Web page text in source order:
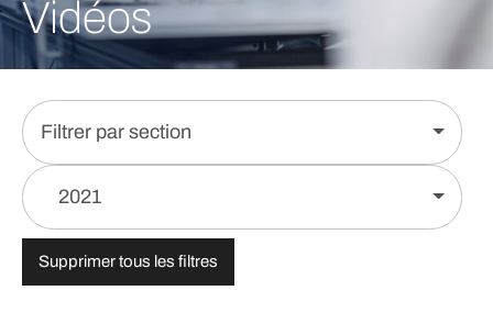
Vidéos
Filtrer par section
2021
Supprimer tous les filtres